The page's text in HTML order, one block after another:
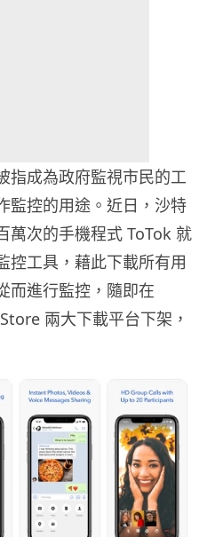
指成為政府監視市民的工
監控的用途。近日，沙特
萬次的手機程式 ToTok 就
控工具，藉此下載所有用
而進行監控，隨即在
兩大下載平台下架，